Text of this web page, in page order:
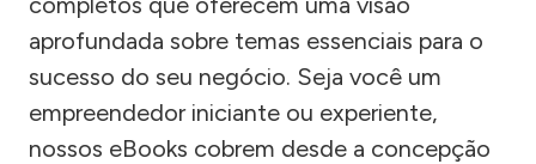
aprofundada sobre temas essenciais para o
sucesso do seu negócio. Seja você um
empreendedor iniciante ou experiente,
nossos eBooks cobrem desde a concepção